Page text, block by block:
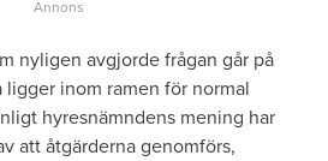
nyligen avgjorde frågan går på
inom ramen för normal
hyresnämndens mening har
att åtgärderna genomförs,